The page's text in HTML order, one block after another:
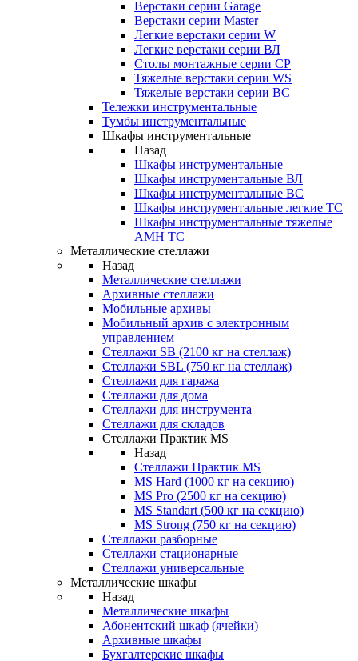
Верстаки серии Garage
Верстаки серии Master
Легкие верстаки серии W
Легкие верстаки серии ВЛ
Столы монтажные серии СР
Тяжелые верстаки серии WS
Тяжелые верстаки серии ВС
Тележки инструментальные
Тумбы инструментальные
Шкафы инструментальные
Назад
Шкафы инструментальные
Шкафы инструментальные ВЛ
Шкафы инструментальные ВС
Шкафы инструментальные легкие ТС
Шкафы инструментальные тяжелые
AMH TC
Металлические стеллажи
Назад
Металлические стеллажи
Архивные стеллажи
Мобильные архивы
Мобильный архив с электронным
управлением
Стеллажи SB (2100 кг на стеллаж)
Стеллажи SBL (750 кг на стеллаж)
Стеллажи для гаража
Стеллажи для дома
Стеллажи для инструмента
Стеллажи для складов
Стеллажи Практик MS
Назад
Стеллажи Практик MS
MS Hard (1000 кг на секцию)
MS Pro (2500 кг на секцию)
MS Standart (500 кг на секцию)
MS Strong (750 кг на секцию)
Стеллажи разборные
Стеллажи стационарные
Стеллажи универсальные
Металлические шкафы
Назад
Металлические шкафы
Абонентский шкаф (ячейки)
Архивные шкафы
Бухгалтерские шкафы